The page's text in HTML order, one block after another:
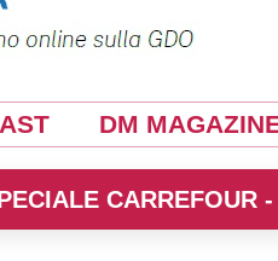
DM
CARREFOUR